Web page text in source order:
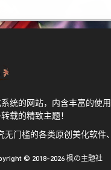
统的网站，内含丰富的使
载的精致主题！
门槛的各类原创美化软件
© 2018-2026枫の主题社